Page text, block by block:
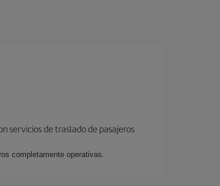
servicios de traslado de pasajeros
completamente operativas.